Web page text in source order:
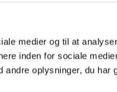
medier og til at
inden for sociale
andre oplysninger, du har
Email: